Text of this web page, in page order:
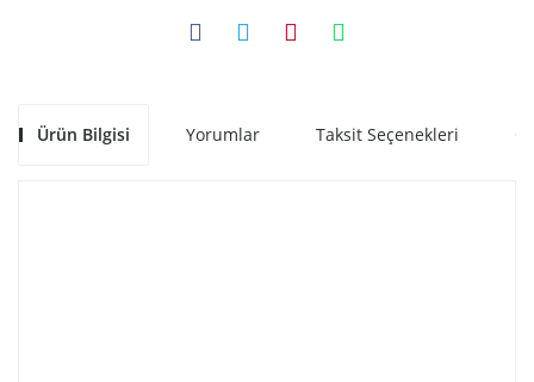
Ürün Bilgisi Yorumlar Taksit Seçenekleri